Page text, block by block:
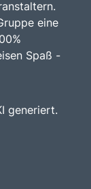
eine
Spaß -
generiert.